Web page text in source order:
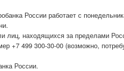
России работает с
лиц, находящихся за пределами
+7 499 300-30-00 (возможно,
России.